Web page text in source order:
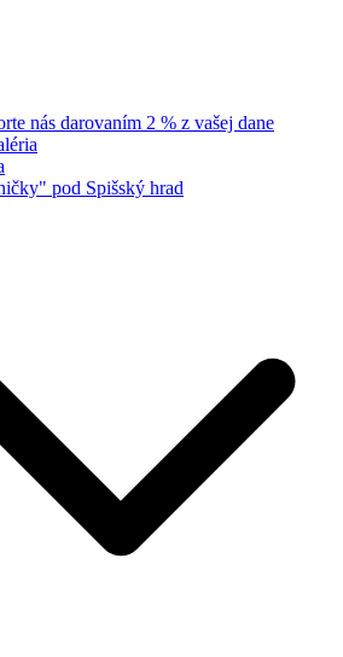
nás darovaním 2 % z vašej dane
pod Spišský hrad